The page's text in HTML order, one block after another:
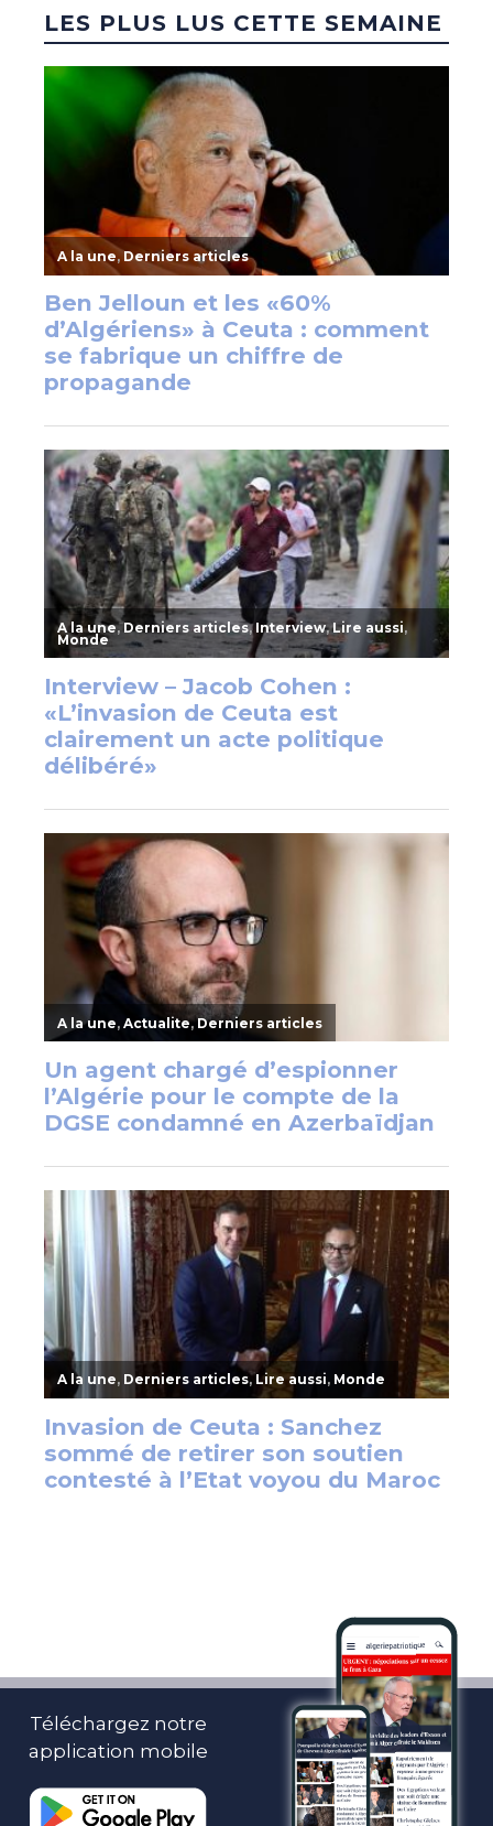
LES PLUS LUS CETTE SEMAINE
Téléchargez notre
application mobile